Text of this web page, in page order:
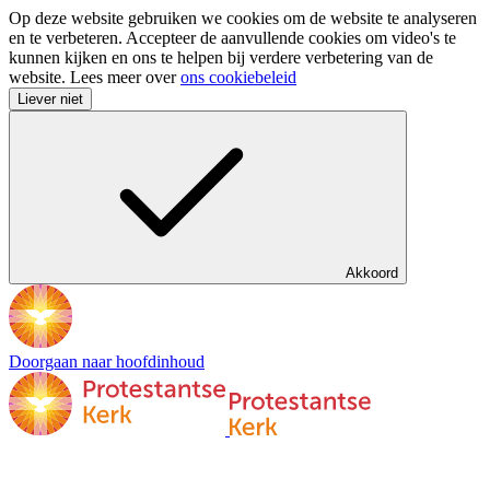
Op deze website gebruiken we cookies om de website te analyseren
en te verbeteren. Accepteer de aanvullende cookies om video's te
kunnen kijken en ons te helpen bij verdere verbetering van de
website. Lees meer overons cookiebeleid
Liever niet
Akkoord
Doorgaan naar hoofdinhoud